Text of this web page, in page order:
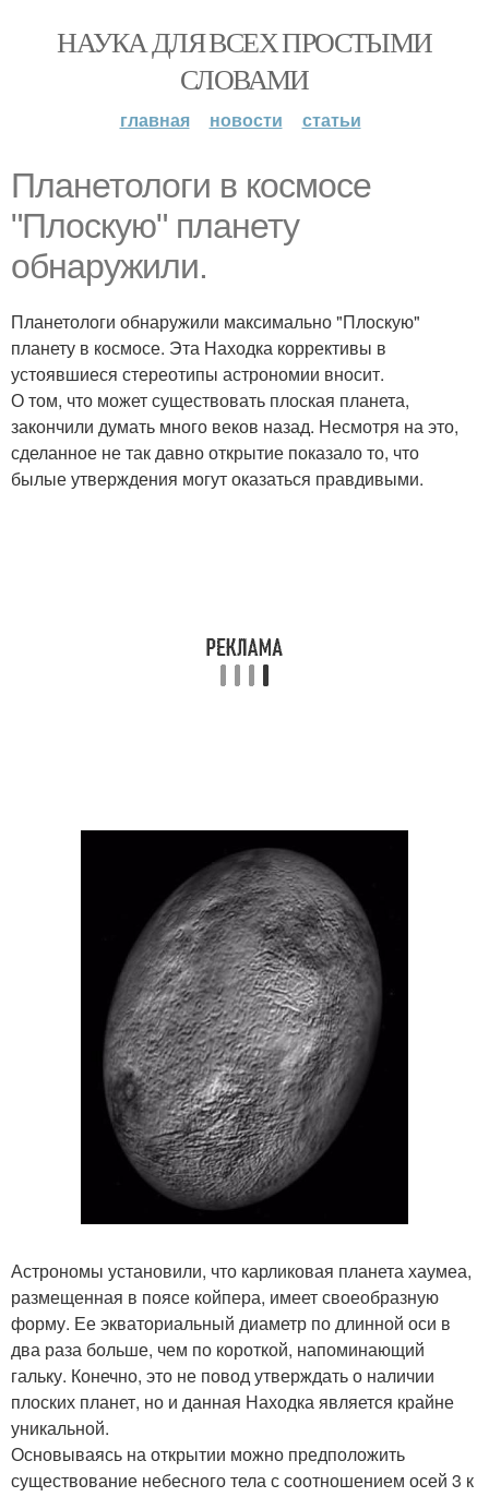
НАУКА ДЛЯ ВСЕХ ПРОСТЫМИ
СЛОВАМИ
главная новости статьи
Планетологи в космосе
"Плоскую" планету
обнаружили.
Планетологи обнаружили максимально "Плоскую"
планету в космосе. Эта Находка коррективы в
устоявшиеся стереотипы астрономии вносит.
О том, что может существовать плоская планета,
закончили думать много веков назад. Несмотря на это,
сделанное не так давно открытие показало то, что
былые утверждения могут оказаться правдивыми.
Астрономы установили, что карликовая планета хаумеа,
размещенная в поясе койпера, имеет своеобразную
форму. Ее экваториальный диаметр по длинной оси в
два раза больше, чем по короткой, напоминающий
гальку. Конечно, это не повод утверждать о наличии
плоских планет, но и данная Находка является крайне
уникальной.
Основываясь на открытии можно предположить
существование небесного тела с соотношением осей 3 к